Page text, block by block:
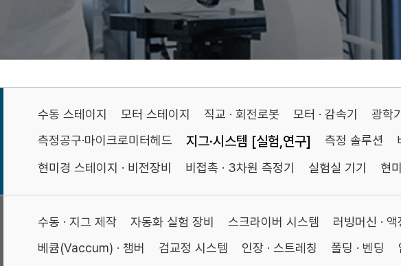
수동 스테이지 모터 스테이지 직교 · 회전로봇 모터 · 감속기 광학
측정공구·마이크로미터헤드
지그·시스템 [실험,연구] 측정 솔루션
현미경 스테이지 · 비전장비
비접촉 · 3차원 측정기 실험실 기기 현
수동 · 지그 제작 자동화 실험 장비 스크라이버 시스템 러빙머신 ·
베큠(Vaccum) · 챔버
검교정 시스템 인장 · 스트레칭 폴딩 · 벤딩